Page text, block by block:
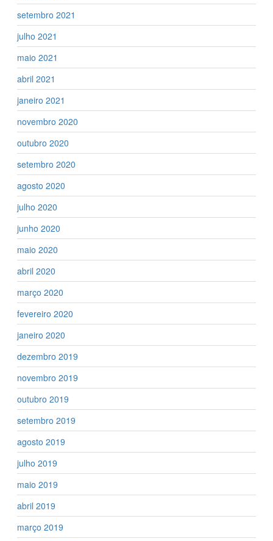
setembro 2021
julho 2021
maio 2021
abril 2021
janeiro 2021
novembro 2020
outubro 2020
setembro 2020
agosto 2020
julho 2020
junho 2020
maio 2020
abril 2020
março 2020
fevereiro 2020
janeiro 2020
dezembro 2019
novembro 2019
outubro 2019
setembro 2019
agosto 2019
julho 2019
maio 2019
abril 2019
março 2019